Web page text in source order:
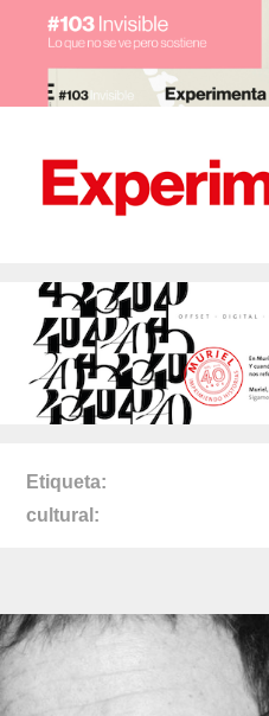
Etiqueta
cultural